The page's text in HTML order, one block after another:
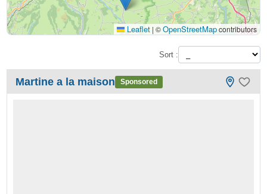
Leaflet | ©OpenStreetMapcontributors
Sort :
Martine a la maison Sponsored